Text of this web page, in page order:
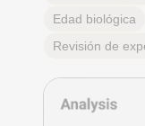
Edad biológica
Revisión de